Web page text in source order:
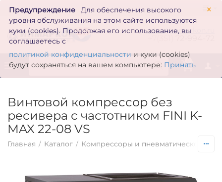
×
Предупреждение
Для обеспечения высокого
уровня обслуживания на этом сайте используются
куки (cookies). Продолжая его использование, вы
соглашаетесь с
политикой конфиденциальности и куки (cookies)
будут сохраняться на вашем компьютере: Принять
zakaz@inmarkon.ru
0
Винтовой компрессор без
ресивера с частотником FINI K-
MAX 22-08 VS
Главная / Каталог / Компрессоры и пневматическое